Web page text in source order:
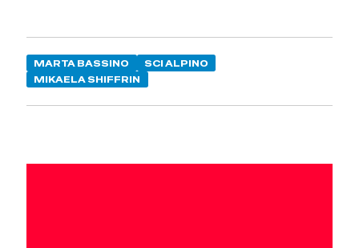
MARTA BASSINO
SCI ALPINO
MIKAELA SHIFFRIN